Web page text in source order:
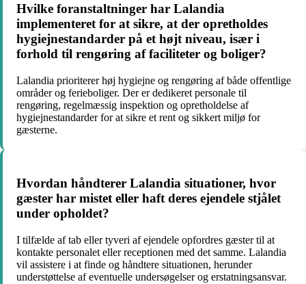
Hvilke foranstaltninger har Lalandia
implementeret for at sikre, at der opretholdes
hygiejnestandarder på et højt niveau, især i
forhold til rengøring af faciliteter og boliger?
Lalandia prioriterer høj hygiejne og rengøring af både offentlige
områder og ferieboliger. Der er dedikeret personale til
rengøring, regelmæssig inspektion og opretholdelse af
hygiejnestandarder for at sikre et rent og sikkert miljø for
gæsterne.
Hvordan håndterer Lalandia situationer, hvor
gæster har mistet eller haft deres ejendele stjålet
under opholdet?
I tilfælde af tab eller tyveri af ejendele opfordres gæster til at
kontakte personalet eller receptionen med det samme. Lalandia
vil assistere i at finde og håndtere situationen, herunder
understøttelse af eventuelle undersøgelser og erstatningsansvar.